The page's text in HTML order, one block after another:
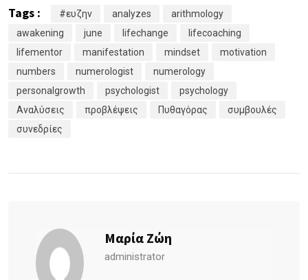
Tags : #ευζην analyzes
arithmology
awakening
june lifechange
lifecoaching
lifementor
manifestation mindset
motivation
numbers
numerologist
numerology
personalgrowth
psychologist
psychology
Αναλύσεις
προβλέψεις Πυθαγόρας
συμβουλές
συνεδρίες
Μαρία Ζώη
administrator